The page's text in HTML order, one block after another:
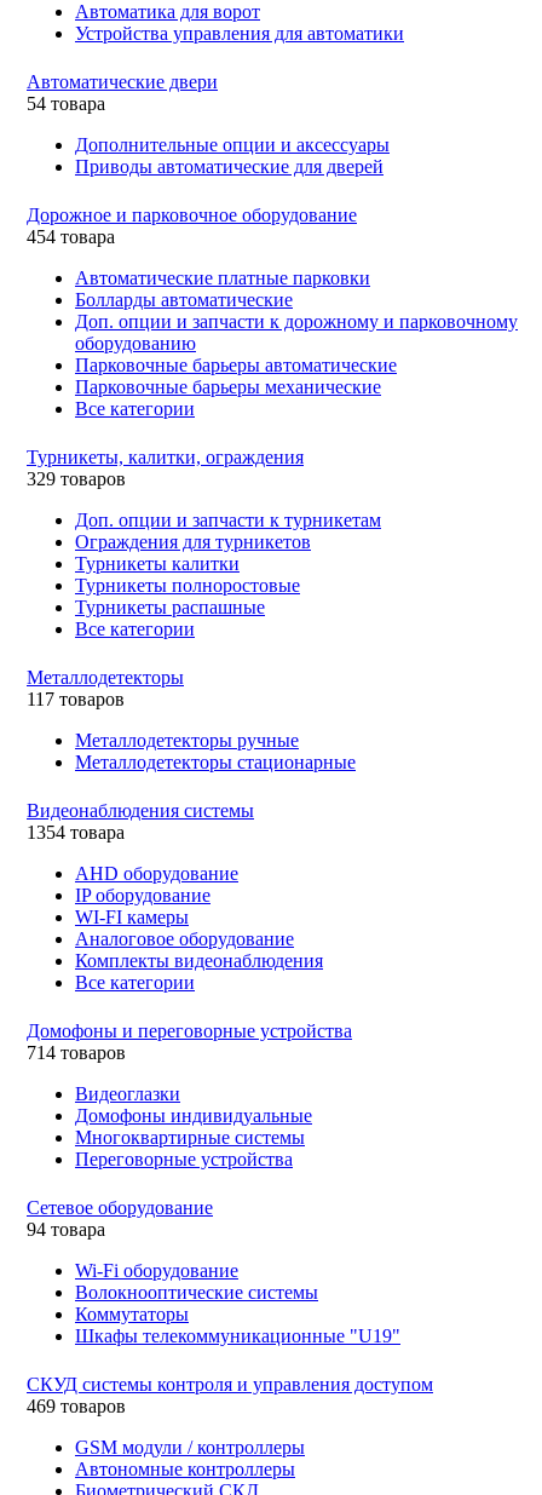
Автоматика для ворот
Устройства управления для автоматики
Автоматические двери
54 товара
Дополнительные опции и аксессуары
Приводы автоматические для дверей
Дорожное и парковочное оборудование
454 товара
Автоматические платные парковки
Болларды автоматические
Доп. опции и запчасти к дорожному и парковочному
оборудованию
Парковочные барьеры автоматические
Парковочные барьеры механические
Все категории
Турникеты, калитки, ограждения
329 товаров
Доп. опции и запчасти к турникетам
Ограждения для турникетов
Турникеты калитки
Турникеты полноростовые
Турникеты распашные
Все категории
Металлодетекторы
117 товаров
Металлодетекторы ручные
Металлодетекторы стационарные
Видеонаблюдения cистемы
1354 товара
AHD оборудование
IP оборудование
WI-FI камеры
Аналоговое оборудование
Комплекты видеонаблюдения
Все категории
Домофоны и переговорные устройства
714 товаров
Видеоглазки
Домофоны индивидуальные
Многоквартирные системы
Переговорные устройства
Сетевое оборудование
94 товара
Wi-Fi оборудование
Волокнооптические системы
Коммутаторы
Шкафы телекоммуникационные "U19"
СКУД системы контроля и управления доступом
469 товаров
GSM модули / контроллеры
Автономные контроллеры
Биометрический СКД